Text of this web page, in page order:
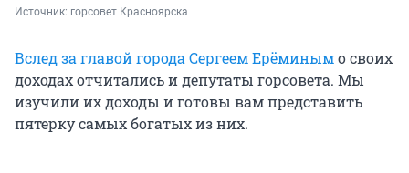
Источник: горсовет Красноярска
Вслед за главой города Сергеем Ерёминымо своих
доходах отчитались и депутаты горсовета. Мы
изучили их доходы и готовы вам представить
пятерку самых богатых из них.